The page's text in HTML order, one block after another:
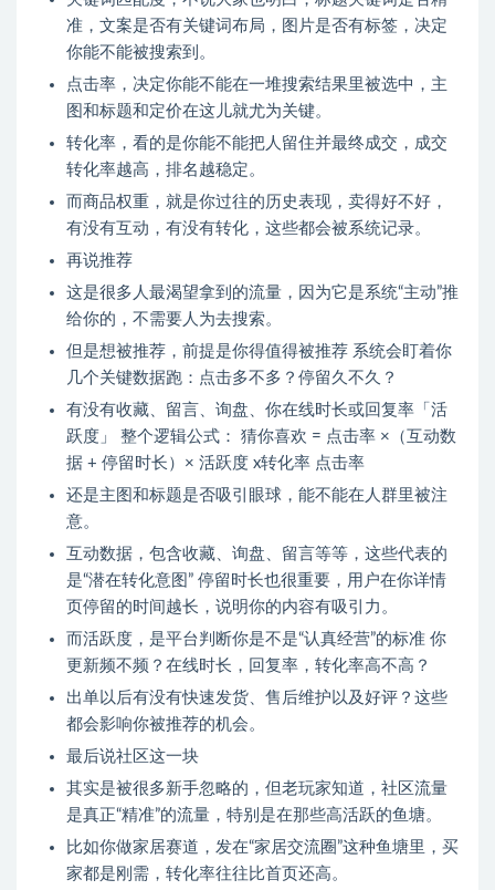
准，文案是否有关键词布局，图片是否有标签，决定
你能不能被搜索到。
点击率，决定你能不能在一堆搜索结果里被选中，主
图和标题和定价在这儿就尤为关键。
转化率，看的是你能不能把人留住并最终成交，成交
转化率越高，排名越稳定。
而商品权重，就是你过往的历史表现，卖得好不好，
有没有互动，有没有转化，这些都会被系统记录。
再说推荐
这是很多人最渴望拿到的流量，因为它是系统“主动”推
给你的，不需要人为去搜索。
但是想被推荐，前提是你得值得被推荐 系统会盯着你
几个关键数据跑：点击多不多？停留久不久？
有没有收藏、留言、询盘、你在线时长或回复率「活
跃度」 整个逻辑公式： 猜你喜欢 = 点击率 ×（互动数
据 + 停留时长）× 活跃度 x转化率 点击率
还是主图和标题是否吸引眼球，能不能在人群里被注
意。
互动数据，包含收藏、询盘、留言等等，这些代表的
是“潜在转化意图” 停留时长也很重要，用户在你详情
页停留的时间越长，说明你的内容有吸引力。
而活跃度，是平台判断你是不是“认真经营”的标准 你
更新频不频？在线时长，回复率，转化率高不高？
出单以后有没有快速发货、售后维护以及好评？这些
都会影响你被推荐的机会。
最后说社区这一块
其实是被很多新手忽略的，但老玩家知道，社区流量
是真正“精准”的流量，特别是在那些高活跃的鱼塘。
比如你做家居赛道，发在“家居交流圈”这种鱼塘里，买
家都是刚需，转化率往往比首页还高。